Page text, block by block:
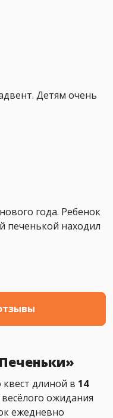
Детям очень
года. Ребенок
печенькой находил
длиной в 14
ожидания
ежедневно